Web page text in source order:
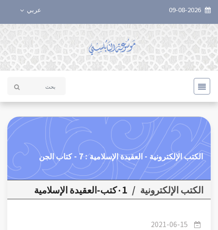
عربي
الكتب الإلكترونية - العقيدة الإسلامية : 7 - كتاب الجن
والسحر
الكتب الإلكترونية / ٠1كتب-العقيدة الإسلامية
2021-06-15